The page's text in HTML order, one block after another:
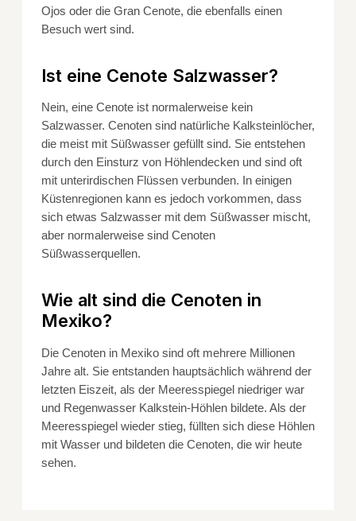
Ojos oder die Gran Cenote, die ebenfalls einen
Besuch wert sind.
Ist eine Cenote Salzwasser?
Nein, eine Cenote ist normalerweise kein
Salzwasser. Cenoten sind natürliche Kalksteinlöcher,
die meist mit Süßwasser gefüllt sind. Sie entstehen
durch den Einsturz von Höhlendecken und sind oft
mit unterirdischen Flüssen verbunden. In einigen
Küstenregionen kann es jedoch vorkommen, dass
sich etwas Salzwasser mit dem Süßwasser mischt,
aber normalerweise sind Cenoten
Süßwasserquellen.
Wie alt sind die Cenoten in
Mexiko?
Die Cenoten in Mexiko sind oft mehrere Millionen
Jahre alt. Sie entstanden hauptsächlich während der
letzten Eiszeit, als der Meeresspiegel niedriger war
und Regenwasser Kalkstein-Höhlen bildete. Als der
Meeresspiegel wieder stieg, füllten sich diese Höhlen
mit Wasser und bildeten die Cenoten, die wir heute
sehen.